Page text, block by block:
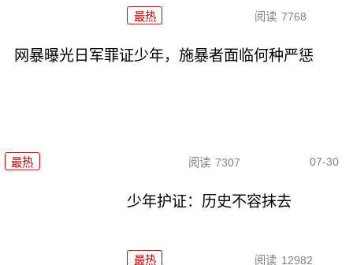
最热 阅读 7768
网暴曝光日军罪证少年，施暴者面临何种严惩
最热 阅读 7307 07-30
少年护证：历史不容抹去
最热 阅读 12982